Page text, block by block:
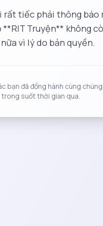
rất tiếc phải thông báo
Truyện** không
vì lý do bản quyền.
bạn đã đồng hành cùng
trong suốt thời gian qua.